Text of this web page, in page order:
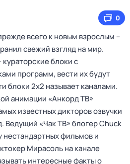
0
всего к новым взрослым –
свежий взгляд на мир.
кураторские блоки с
программ, вести их будут
блоки 2х2 называет каналами.
анимации «Анкорд ТВ»
известных дикторов озвучки
Ведущий «Чак ТВ» блогер Chuck
нестандартных фильмов и
Мирасоль на канале
интересные факты о